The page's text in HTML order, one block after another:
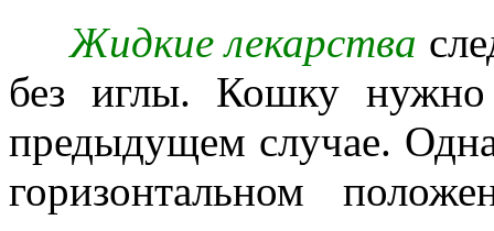
Жидкие лекарства
без иглы. Кошку
предыдущем случае.
горизонтальном